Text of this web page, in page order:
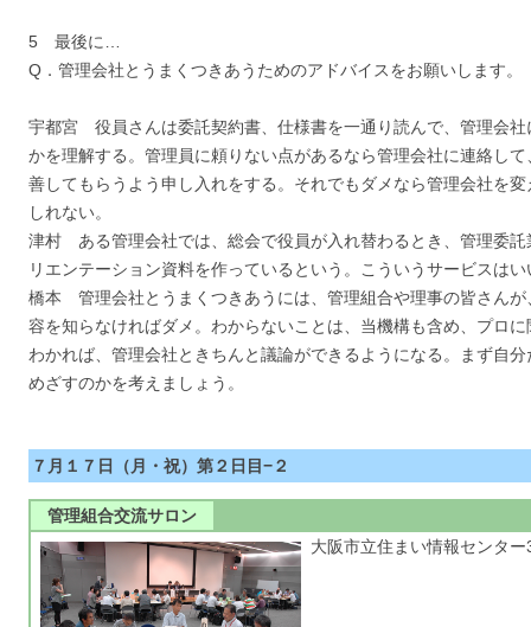
5 最後に…
Q．管理会社とうまくつきあうためのアドバイスをお願いします。
宇都宮 役員さんは委託契約書、仕様書を一通り読んで、管理会社
かを理解する。管理員に頼りない点があるなら管理会社に連絡し
善してもらうよう申し入れをする。それでもダメなら管理会社を
しれない。
津村 ある管理会社では、総会で役員が入れ替わるとき、管理委託
リエンテーション資料を作っているという。こういうサービスは
橋本 管理会社とうまくつきあうには、管理組合や理事の皆さんが
容を知らなければダメ。わからないことは、当機構も含め、プロ
わかれば、管理会社ときちんと議論ができるようになる。まず自
めざすのかを考えましょう。
７月１７日（月・祝）第２日目−２
管理組合交流サロン
大阪市立住まい情報センター